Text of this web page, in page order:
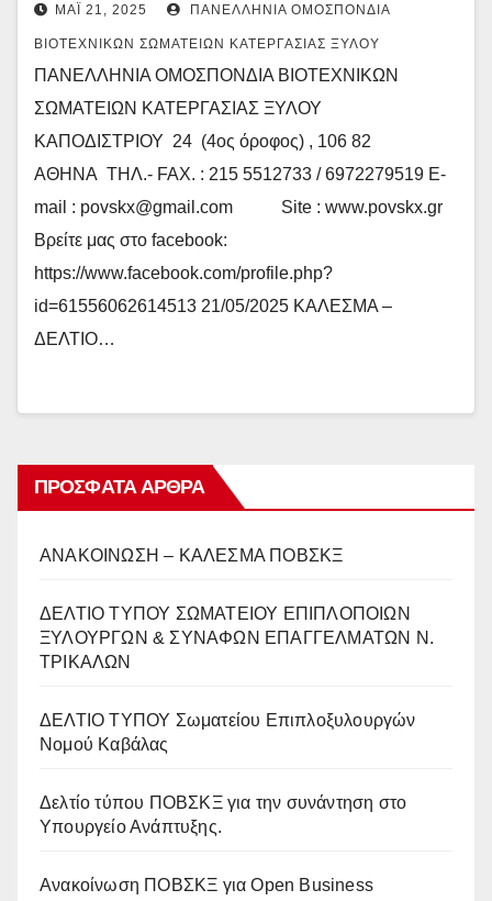
ΜΆΙ 21, 2025 ΠΑΝΕΛΛΉΝΙΑ ΟΜΟΣΠΟΝΔΊΑ
ΒΙΟΤΕΧΝΙΚΏΝ ΣΩΜΑΤΕΊΩΝ ΚΑΤΕΡΓΑΣΊΑΣ ΞΎΛΟΥ
ΠΑΝΕΛΛΗΝΙΑ ΟΜΟΣΠΟΝΔΙΑ ΒΙΟΤΕΧΝΙΚΩΝ
ΣΩΜΑΤΕΙΩΝ ΚΑΤΕΡΓΑΣΙΑΣ ΞΥΛΟΥ
ΚΑΠΟΔΙΣΤΡΙΟΥ 24 (4ος όροφος) , 106 82
ΑΘΗΝΑ ΤΗΛ.- FAX. : 215 5512733 / 6972279519 E-
mail : povskx@gmail.com Site : www.povskx.gr
Βρείτε μας στο facebook:
https://www.facebook.com/profile.php?
id=61556062614513 21/05/2025 ΚΑΛΕΣΜΑ –
ΔΕΛΤΙΟ…
ΠΡΌΣΦΑΤΑ ΆΡΘΡΑ
ΑΝΑΚΟΙΝΩΣΗ – ΚΑΛΕΣΜΑ ΠΟΒΣΚΞ
ΔΕΛΤΙΟ ΤΥΠΟΥ ΣΩΜΑΤΕΙΟΥ ΕΠΙΠΛΟΠΟΙΩΝ
ΞΥΛΟΥΡΓΩΝ & ΣΥΝΑΦΩΝ ΕΠΑΓΓΕΛΜΑΤΩΝ Ν.
ΤΡΙΚΑΛΩΝ
ΔΕΛΤΙΟ ΤΥΠΟΥ Σωματείου Επιπλοξυλουργών
Νομού Καβάλας
Δελτίο τύπου ΠΟΒΣΚΞ για την συνάντηση στο
Υπουργείο Ανάπτυξης.
Ανακοίνωση ΠΟΒΣΚΞ για Open Business